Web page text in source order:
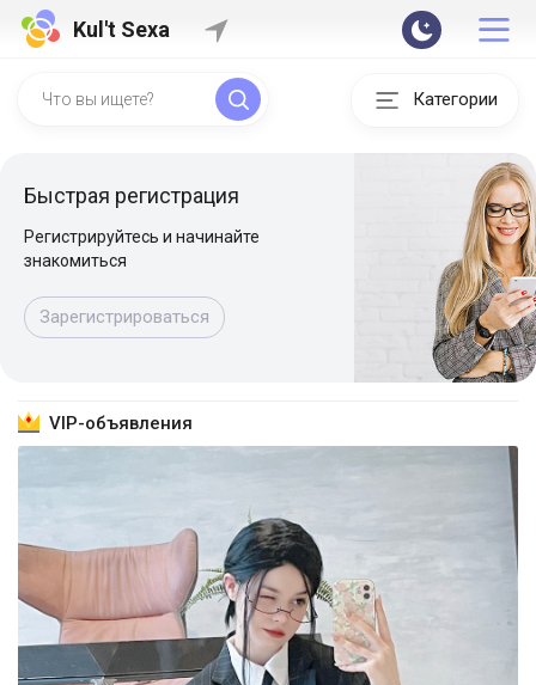
Kul't Sexa
Категории
Быстрая регистрация
Регистрируйтесь и начинайте
знакомиться
Зарегистрироваться
VIP-объявления